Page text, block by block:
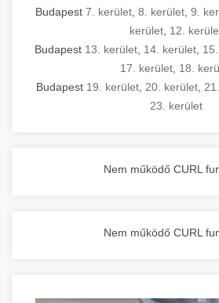
Budapest 7. kerület, 8. kerület, 9.
kerület 12.
Budapest 13. kerület 14. kerület
17. kerület 18.
Budapest 19. kerület 20. kerület
23. kerület
Nem működő CURL
Nem működő CURL